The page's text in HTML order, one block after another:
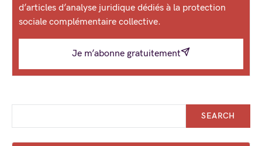
d’articles d’analyse juridique dédiés à la protection
sociale complémentaire collective.
Je m’abonne gratuitement
SEARCH